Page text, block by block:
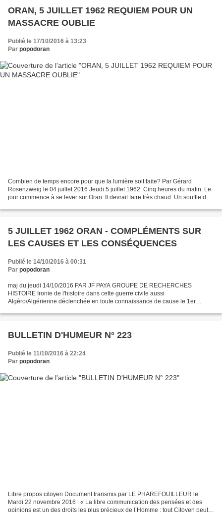
ORAN, 5 JUILLET 1962 REQUIEM POUR UN
MASSACRE OUBLIE
Publié le 17/10/2016 à 13:23
Par popodoran
Combien de temps encore pour que la lumière soit faite? Par Gérard
Rosenzweig le 04 juillet 2016 Jeudi 5 juillet 1962. Cinq heures du matin. Le
jour commence à se lever sur Oran. Il devrait faire très chaud. Un souffle de
5 JUILLET 1962 ORAN - COMPLÉMENTS SUR
LES CAUSES ET LES CONSÉQUENCES
Publié le 14/10/2016 à 00:31
Par popodoran
maj du jeudi 14/10/2016 PAR JF PAYA GROUPE DE RECHERCHES
HISTOIRE Ironie de l'histoire dans cette guerre civile aussi
Algéro/Algérienne déclenchée en toute connaissance de cause le 1er
BULLETIN D'HUMEUR N° 223
Publié le 11/10/2016 à 22:24
Par popodoran
Libre propos citoyen Document transmis par LE PHAREFOUILLEUR le
Mardi 22 novembre 2016 . « La libre communication des pensées et des
opinions est un des droits les plus précieux de l’Homme : tout Citoyen peut